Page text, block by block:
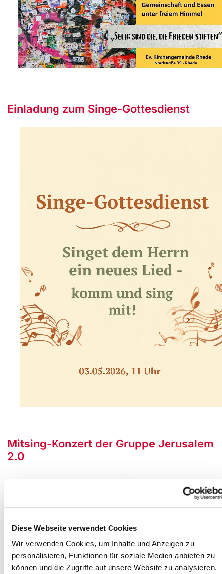
Diese Webseite verwendet Cookies
Wir verwenden Cookies, um Inhalte und Anzeigen zu
personalisieren, Funktionen für soziale Medien anbieten zu
können und die Zugriffe auf unsere Website zu analysieren.
Einladung zum Singe-Gottesdienst
Mitsing-Konzert der Gruppe Jerusalem
2.0